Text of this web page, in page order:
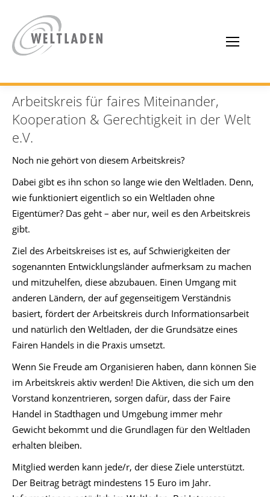
Arbeitskreis für faires Miteinander,
Kooperation & Gerechtigkeit in der Welt
e.V.
Noch nie gehört von diesem Arbeitskreis?
Dabei gibt es ihn schon so lange wie den Weltladen. Denn,
wie funktioniert eigentlich so ein Weltladen ohne
Eigentümer? Das geht – aber nur, weil es den Arbeitskreis
gibt.
Ziel des Arbeitskreises ist es, auf Schwierigkeiten der
sogenannten Entwicklungsländer aufmerksam zu machen
und mitzuhelfen, diese abzubauen. Einen Umgang mit
anderen Ländern, der auf gegenseitigem Verständnis
basiert, fördert der Arbeitskreis durch Informationsarbeit
und natürlich den Weltladen, der die Grundsätze eines
Fairen Handels in die Praxis umsetzt.
Wenn Sie Freude am Organisieren haben, dann können Sie
im Arbeitskreis aktiv werden! Die Aktiven, die sich um den
Vorstand konzentrieren, sorgen dafür, dass der Faire
Handel in Stadthagen und Umgebung immer mehr
Gewicht bekommt und die Grundlagen für den Weltladen
erhalten bleiben.
Mitglied werden kann jede/r, der diese Ziele unterstützt.
Der Beitrag beträgt mindestens 15 Euro im Jahr.